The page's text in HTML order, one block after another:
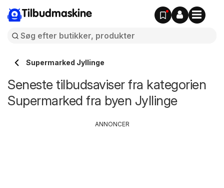
Tilbudmaskine
Supermarked Jyllinge
Seneste tilbudsaviser fra kategorien
Supermarked fra byen Jyllinge
ANNONCER